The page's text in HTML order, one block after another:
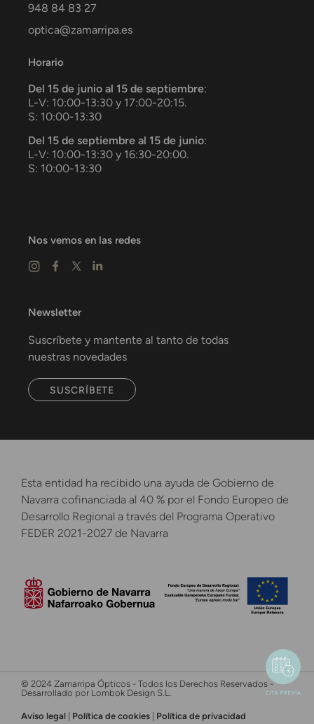
948 84 83 27
optica@zamarripa.es
Horario
Del 15 de junio al 15 de septiembre:
L-V: 10:00-13:30 y 17:00-20:15.
S: 10:00-13:30
Del 15 de septiembre al 15 de junio:
L-V: 10:00-13:30 y 16:30-20:00.
S: 10:00-13:30
Nos vemos en las redes
Newsletter
Suscríbete y mantente al tanto de todas
nuestras novedades
SUSCRÍBETE
Esta entidad ha recibido una ayuda de Gobierno de
Navarra cofinanciada al 40 % por el Fondo Europeo de
Desarrollo Regional a través del Programa Operativo
FEDER 2021-2027 de Navarra
© 2024 Zamarripa Ópticos - Todos los Derechos Reservados -
Desarrollado por Lombok Design S.L.
Aviso legal Política de cookies Política de privacidad